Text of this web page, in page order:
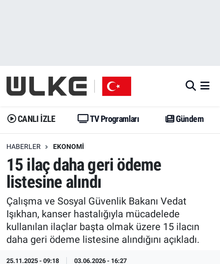
CANLI İZLE TV Programları Gündem
HABERLER EKONOMI
15 ilaç daha geri ödeme
listesine alındı
Çalışma ve Sosyal Güvenlik Bakanı Vedat
Işıkhan, kanser hastalığıyla mücadelede
kullanılan ilaçlar başta olmak üzere 15 ilacın
daha geri ödeme listesine alındığını açıkladı.
25.11.2025 - 09:18 03.06.2026 - 16:27
Gündem
Dünya
Erişim Bilgileri
Ekonomi
Trend
Özel Haberler
Gündem
Trend
Erişim Bilgileri
Spor
Ekonomi
Dünya
İstanbul Namaz Vakitleri
Trafik Durumu
Erişim Bilgileri
Tüm Manşetler
Son Dakika Haberleri
Haber Arşivi